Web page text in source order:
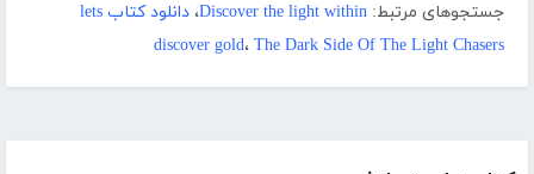
جستجوهای مرتبط: Discover the light within،
دانلود کتاب lets
discover gold، The Dark Side Of The Light Chasers